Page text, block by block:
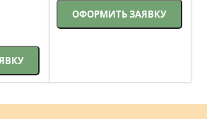
ОФОРМИТЬ ЗАЯВКУ